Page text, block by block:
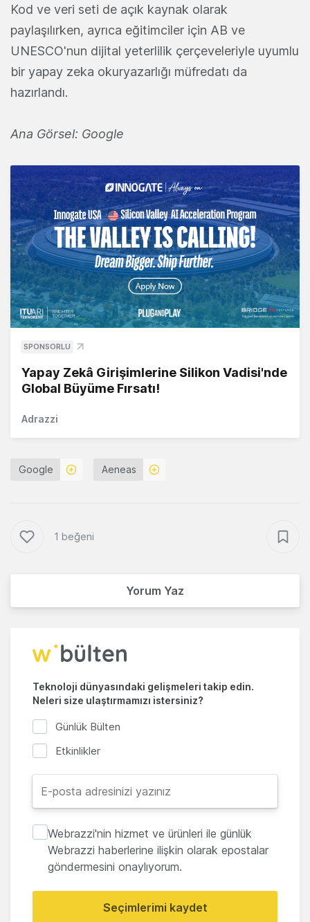
Kod ve veri seti de açık kaynak olarak
paylaşılırken, ayrıca eğitimciler için AB ve
UNESCO'nun dijital yeterlilik çerçeveleriyle uyumlu
bir yapay zeka okuryazarlığı müfredatı da
hazırlandı.
Ana Görsel: Google
SPONSORLU
Yapay Zekâ Girişimlerine Silikon Vadisi'nde
Global Büyüme Fırsatı!
Adrazzi
Google Aeneas
1 beğeni
Yorum Yaz
Teknoloji dünyasındaki gelişmeleri takip edin.
Neleri size ulaştırmamızı istersiniz?
Günlük Bülten
Etkinlikler
Webrazzi'nin hizmet ve ürünleri ile günlük
Webrazzi haberlerine ilişkin olarak epostalar
göndermesini onaylıyorum.
Seçimlerimi kaydet